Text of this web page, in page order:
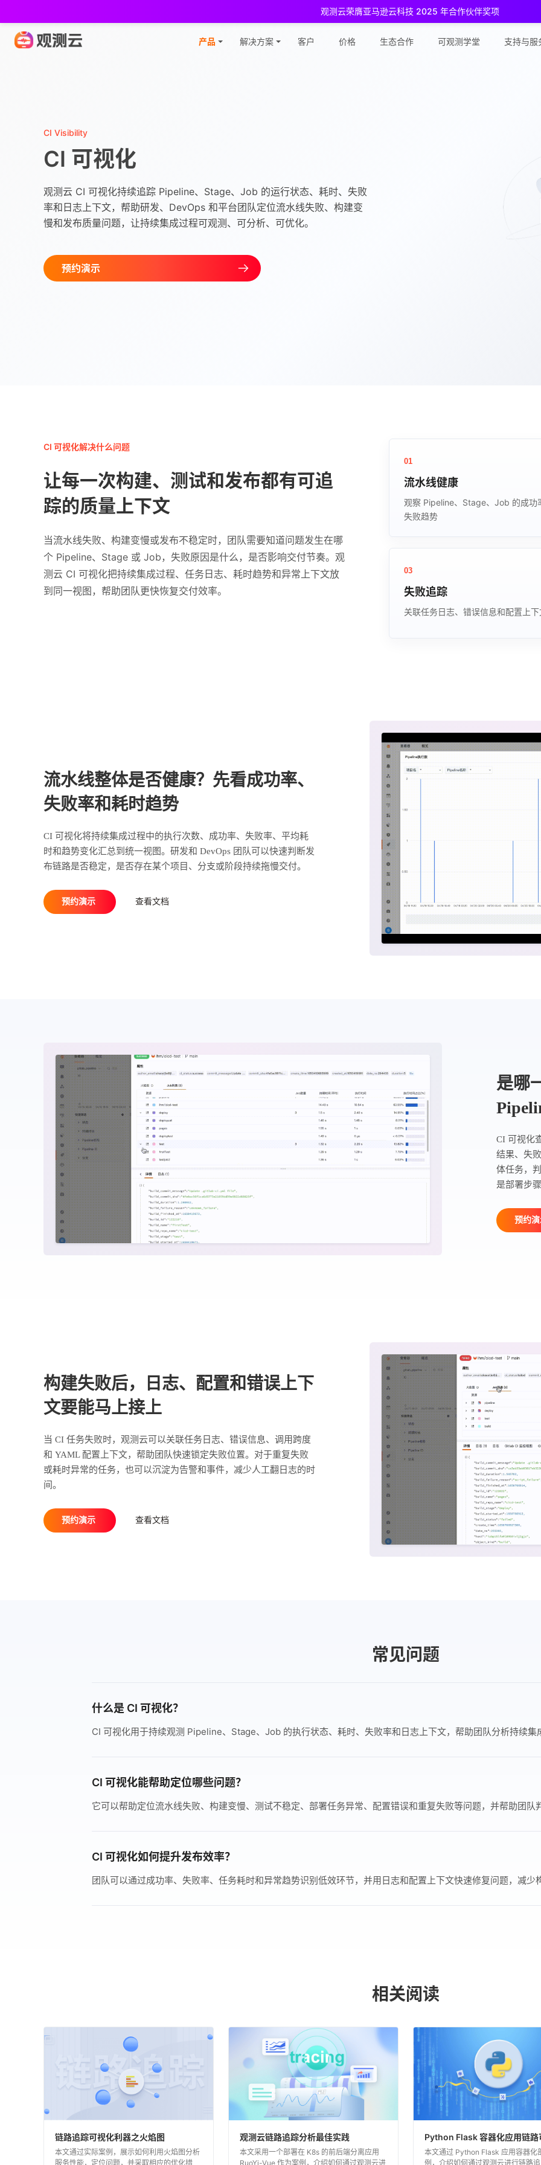
观测云荣膺亚马逊云科技 2025 年合作伙伴奖项
产品 解决方案 客户 价格 生态合作 可观测学堂 支持与服
CI Visibility
CI 可视化
观测云 CI 可视化持续追踪 Pipeline、Stage、Job 的运行状态、耗时、失败
率和日志上下文，帮助研发、DevOps 和平台团队定位流水线失败、构建变
慢和发布质量问题，让持续集成过程可观测、可分析、可优化。
预约演示
CI 可视化解决什么问题
让每一次构建、测试和发布都有可追
踪的质量上下文
当流水线失败、构建变慢或发布不稳定时，团队需要知道问题发生在哪
个 Pipeline、Stage 或 Job，失败原因是什么，是否影响交付节奏。观
测云 CI 可视化把持续集成过程、任务日志、耗时趋势和异常上下文放
到同一视图，帮助团队更快恢复交付效率。
01
流水线健康
观察 Pipeline、Stage、Job 的成功
失败趋势
03
失败追踪
关联任务日志、错误信息和配置上下
流水线整体是否健康？先看成功率、
失败率和耗时趋势
CI 可视化将持续集成过程中的执行次数、成功率、失败率、平均耗
时和趋势变化汇总到统一视图。研发和 DevOps 团队可以快速判断发
布链路是否稳定，是否存在某个项目、分支或阶段持续拖慢交付。
预约演示 查看文档
是哪
CI 可视化
结果、失
体任务，
是部署步
预约
构建失败后，日志、配置和错误上下
文要能马上接上
当 CI 任务失败时，观测云可以关联任务日志、错误信息、调用跨度
和 YAML 配置上下文，帮助团队快速锁定失败位置。对于重复失败
或耗时异常的任务，也可以沉淀为告警和事件，减少人工翻日志的时
间。
预约演示 查看文档
常见问题
什么是 CI 可视化？
CI 可视化用于持续观测 Pipeline、Stage、Job 的执行状态、耗时、失败率和日志上下文，帮助团队分析持续
CI 可视化能帮助定位哪些问题？
它可以帮助定位流水线失败、构建变慢、测试不稳定、部署任务异常、配置错误和重复失败等问题，并帮助团
CI 可视化如何提升发布效率？
团队可以通过成功率、失败率、任务耗时和异常趋势识别低效环节，并用日志和配置上下文快速修复问题，减少
相关阅读
链路追踪可视化利器之火焰图
本文通过实际案例，展示如何利用火焰图分析
服务性能，定位问题，并采取相应的优化措
观测云链路追踪分析最佳实践
本文采用一个部署在 K8s 的前后端分离应用
RuoYi-Vue 作为案例，介绍如何通过观测云进
Python Flask 容器化应用链路
本文通过 Python Flask 应用容器化
例，介绍如何通过观测云进行链路